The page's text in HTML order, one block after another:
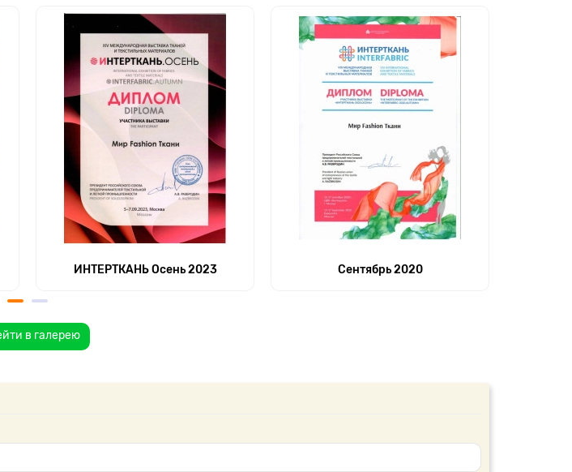
ИНТЕРТКАНЬ Осень 2023 Сентябрь 2020
в галерею